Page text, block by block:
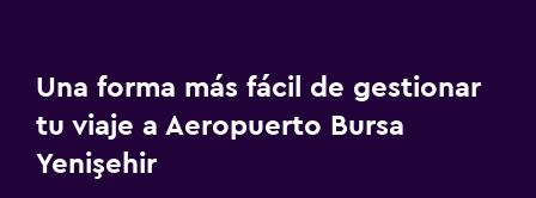
Una forma más fácil de gestionar
tu viaje a Aeropuerto Bursa
Yenişehir